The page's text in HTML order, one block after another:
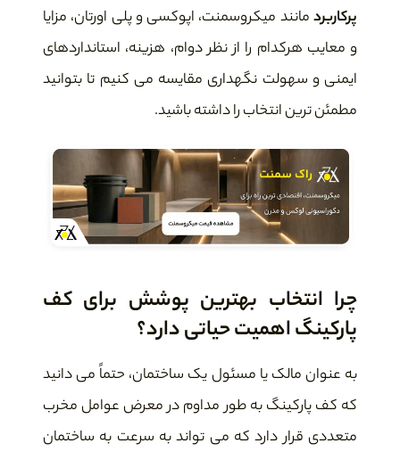
پرکاربردمانند میکروسمنت، اپوکسی و پلی اورتان، مزایا
و معایب هرکدام را از نظر دوام، هزینه، استانداردهای
ایمنی و سهولت نگهداری مقایسه می کنیم تا بتوانید
مطمئن ترین انتخاب را داشته باشید.
چرا انتخاب بهترین پوشش برای کف
پارکینگ اهمیت حیاتی دارد؟
به عنوان مالک یا مسئول یک ساختمان، حتماً می دانید
که کف پارکینگ به طور مداوم در معرض عوامل مخرب
متعددی قرار دارد که می تواند به سرعت به ساختمان